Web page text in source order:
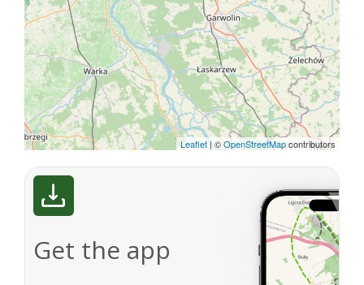
Leaflet | ©OpenStreetMapcontributors
Get the app